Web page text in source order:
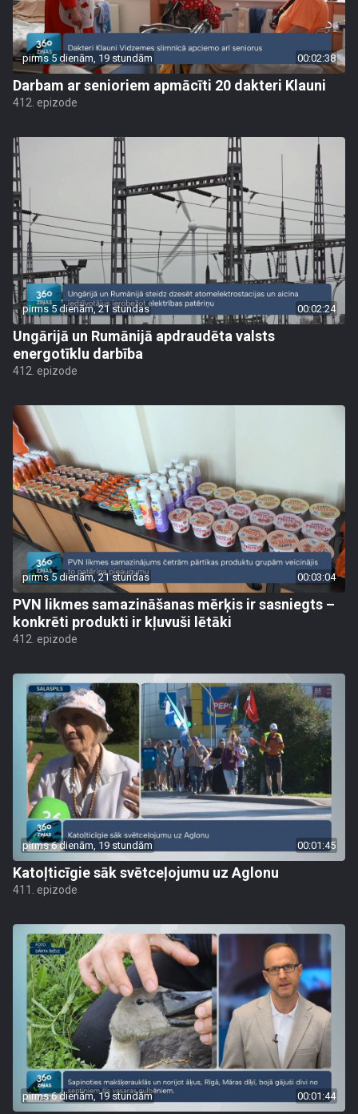
pirms 5 dienām, 19 stundām 00:02:38
Darbam ar senioriem apmācīti 20 dakteri Klauni
412. epizode
pirms 5 dienām, 21 stundas 00:02:24
Ungārijā un Rumānijā apdraudēta valsts
energotīklu darbība
412. epizode
pirms 5 dienām, 21 stundas 00:03:04
PVN likmes samazināšanas mērķis ir sasniegts –
konkrēti produkti ir kļuvuši lētāki
412. epizode
pirms 6 dienām, 19 stundām 00:01:45
Katoļticīgie sāk svētceļojumu uz Aglonu
411. epizode
pirms 6 dienām, 19 stundām 00:01:44